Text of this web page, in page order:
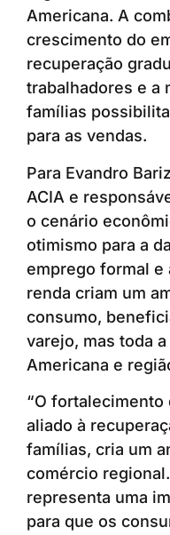
Americana. A
crescimento do
recuperação
trabalhadores e a
famílias
para as vendas.
Para Evandro
ACIA e
o cenário
otimismo para a
emprego formal e
renda criam um
consumo,
varejo, mas toda
Americana e
“O fortalecimento
aliado à
famílias, cria um
comércio
representa uma
para que os